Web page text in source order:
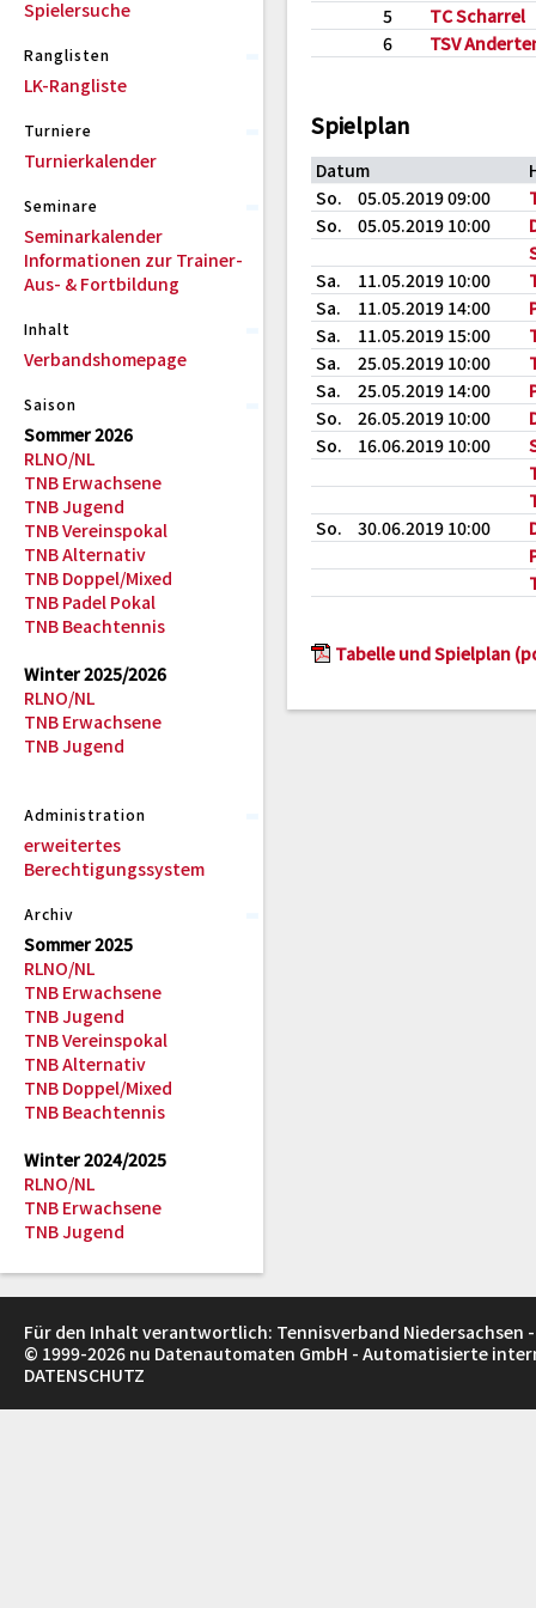
Spielersuche
Ranglisten
LK-Rangliste
Turniere
Turnierkalender
Seminare
Seminarkalender
Informationen zur Trainer-
Aus- & Fortbildung
Inhalt
Verbandshomepage
Saison
Sommer 2026
RLNO/NL
TNB Erwachsene
TNB Jugend
TNB Vereinspokal
TNB Alternativ
TNB Doppel/Mixed
TNB Padel Pokal
TNB Beachtennis
Winter 2025/2026
RLNO/NL
TNB Erwachsene
TNB Jugend
Administration
erweitertes
Berechtigungssystem
Archiv
Sommer 2025
RLNO/NL
TNB Erwachsene
TNB Jugend
TNB Vereinspokal
TNB Alternativ
TNB Doppel/Mixed
TNB Beachtennis
Winter 2024/2025
RLNO/NL
TNB Erwachsene
TNB Jugend
5
TC Scharrel
6
TSV
Spielplan
Datum
So.
05.05.2019 09:00
So.
05.05.2019 10:00
Sa.
11.05.2019 10:00
Sa.
11.05.2019 14:00
Sa.
11.05.2019 15:00
Sa.
25.05.2019 10:00
Sa.
25.05.2019 14:00
So.
26.05.2019 10:00
So.
16.06.2019 10:00
So.
30.06.2019 10:00
Tabelle und Spielplan
Für den Inhalt verantwortlich: Tennisverband Niedersachsen -
© 1999-2026 nu Datenautomaten GmbH - Automatisierte
DATENSCHUTZ